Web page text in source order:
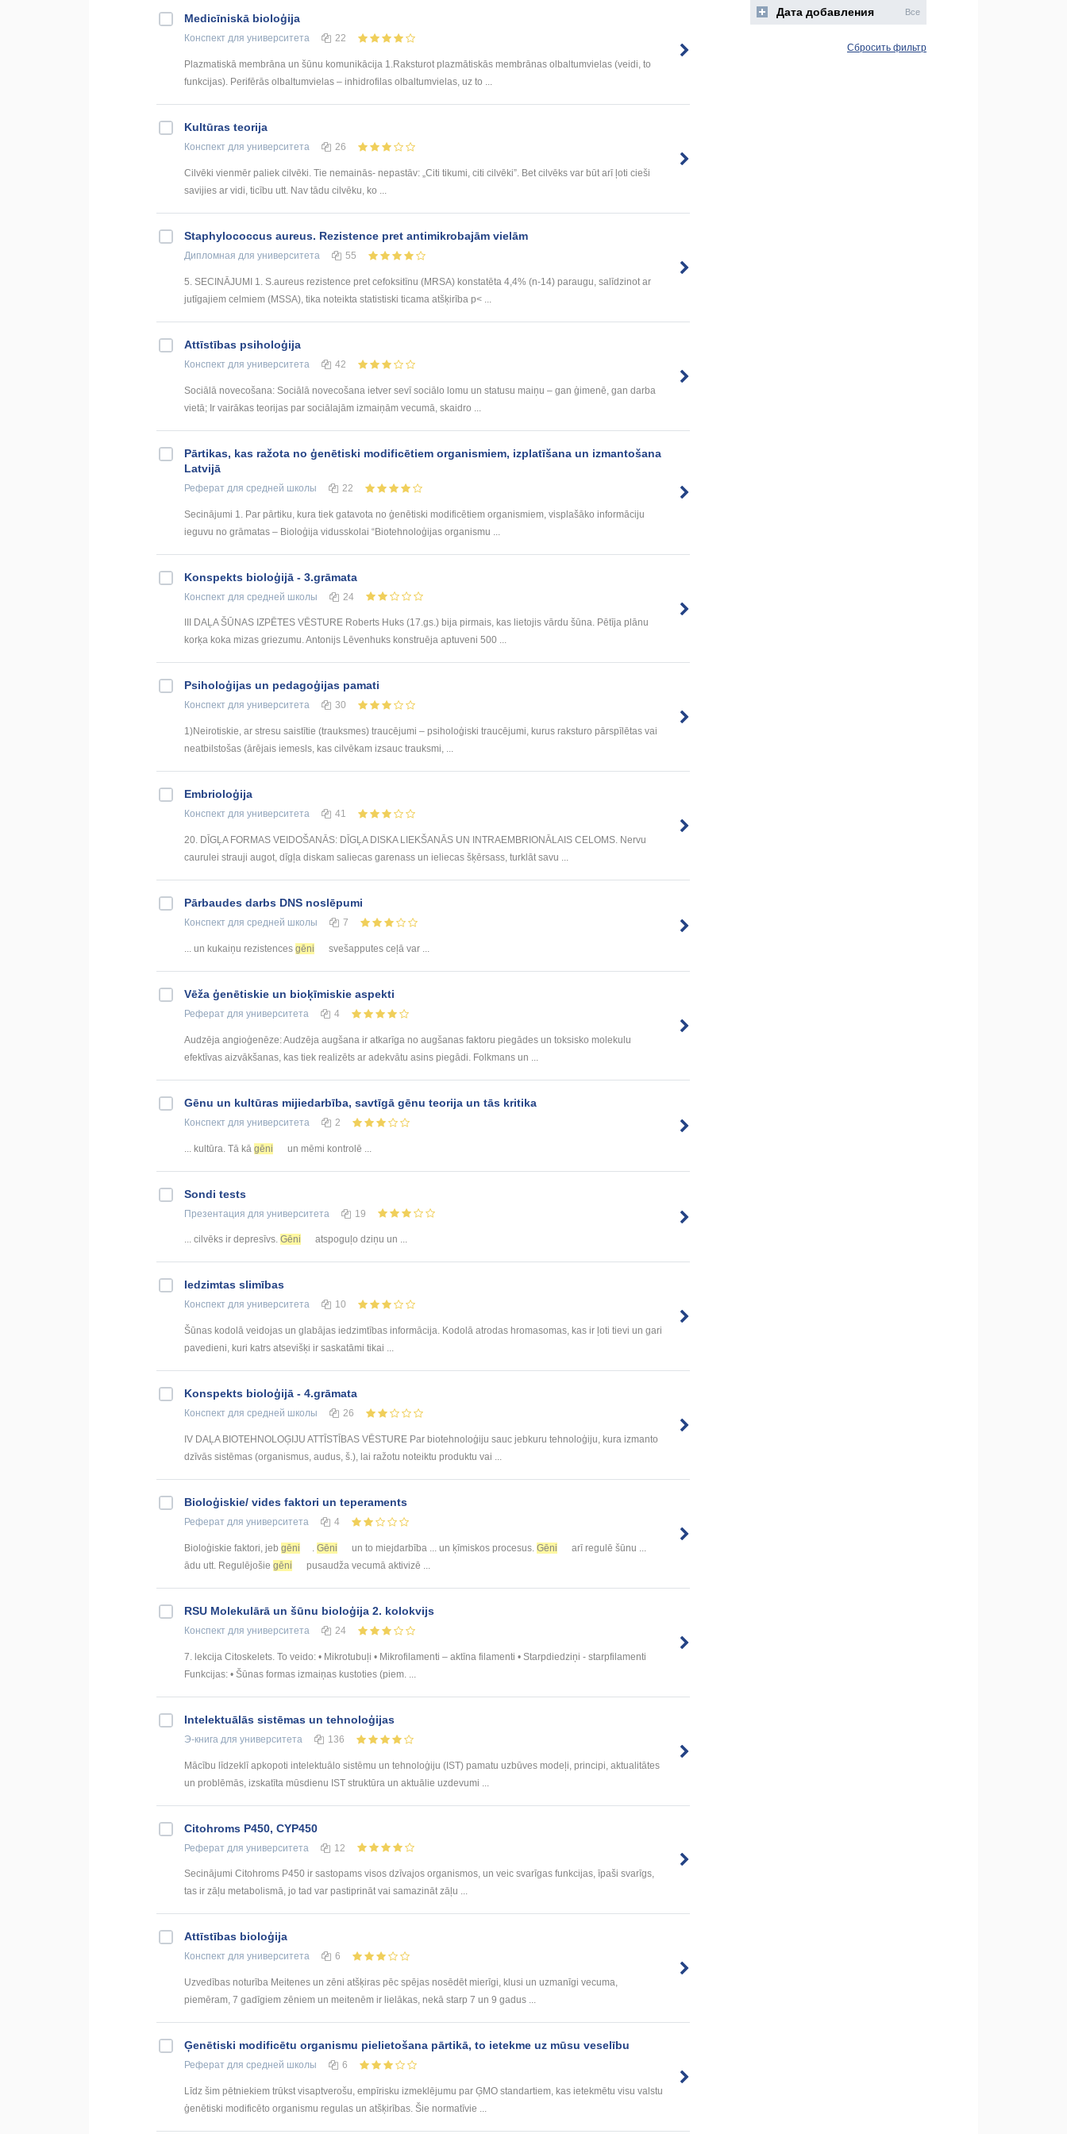
Medicīniskā bioloģija
Конспект для университета 22
Plazmatiskā membrāna un šūnu komunikācija 1.Raksturot plazmātiskās membrānas olbaltumvielas (veidi, to
funkcijas). Perifērās olbaltumvielas – inhidrofilas olbaltumvielas, uz to ...
Kultūras teorija
Конспект для университета 26
Cilvēki vienmēr paliek cilvēki. Tie nemainās- nepastāv: „Citi tikumi, citi cilvēki”. Bet cilvēks var būt arī ļoti cieši
savijies ar vidi, ticību utt. Nav tādu cilvēku, ko ...
Staphylococcus aureus. Rezistence pret antimikrobajām vielām
Дипломная для университета 55
5. SECINĀJUMI 1. S.aureus rezistence pret cefoksitīnu (MRSA) konstatēta 4,4% (n-14) paraugu, salīdzinot ar
jutīgajiem celmiem (MSSA), tika noteikta statistiski ticama atšķirība p< ...
Attīstības psiholoģija
Конспект для университета 42
Sociālā novecošana: Sociālā novecošana ietver sevī sociālo lomu un statusu maiņu – gan ģimenē, gan darba
vietā; Ir vairākas teorijas par sociālajām izmaiņām vecumā, skaidro ...
Pārtikas, kas ražota no ģenētiski modificētiem organismiem, izplatīšana un izmantošana
Latvijā
Реферат для средней школы 22
Secinājumi 1. Par pārtiku, kura tiek gatavota no ģenētiski modificētiem organismiem, visplašāko informāciju
ieguvu no grāmatas – Bioloģija vidusskolai “Biotehnoloģijas organismu ...
Konspekts bioloģijā - 3.grāmata
Конспект для средней школы 24
III DAĻA ŠŪNAS IZPĒTES VĒSTURE Roberts Huks (17.gs.) bija pirmais, kas lietojis vārdu šūna. Pētīja plānu
korķa koka mizas griezumu. Antonijs Lēvenhuks konstruēja aptuveni 500 ...
Psiholoģijas un pedagoģijas pamati
Конспект для университета 30
1)Neirotiskie, ar stresu saistītie (trauksmes) traucējumi – psiholoģiski traucējumi, kurus raksturo pārspīlētas vai
neatbilstošas (ārējais iemesls, kas cilvēkam izsauc trauksmi, ...
Embrioloģija
Конспект для университета 41
20. DĪGĻA FORMAS VEIDOŠANĀS: DĪGĻA DISKA LIEKŠANĀS UN INTRAEMBRIONĀLAIS CELOMS. Nervu
caurulei strauji augot, dīgļa diskam saliecas garenass un ieliecas šķērsass, turklāt savu ...
Pārbaudes darbs DNS noslēpumi
Конспект для средней школы 7
... un kukaiņu rezistences gēni svešapputes ceļā var ...
Vēža ģenētiskie un bioķīmiskie aspekti
Реферат для университета 4
Audzēja angioģenēze: Audzēja augšana ir atkarīga no augšanas faktoru piegādes un toksisko molekulu
efektīvas aizvākšanas, kas tiek realizēts ar adekvātu asins piegādi. Folkmans un ...
Gēnu un kultūras mijiedarbība, savtīgā gēnu teorija un tās kritika
Конспект для университета 2
... kultūra. Tā kā gēni un mēmi kontrolē ...
Sondi tests
Презентация для университета 19
... cilvēks ir depresīvs. Gēni atspoguļo dziņu un ...
Iedzimtas slimības
Конспект для университета 10
Šūnas kodolā veidojas un glabājas iedzimtības informācija. Kodolā atrodas hromasomas, kas ir ļoti tievi un gari
pavedieni, kuri katrs atsevišķi ir saskatāmi tikai ...
Konspekts bioloģijā - 4.grāmata
Конспект для средней школы 26
IV DAĻA BIOTEHNOLOĢIJU ATTĪSTĪBAS VĒSTURE Par biotehnoloģiju sauc jebkuru tehnoloģiju, kura izmanto
dzīvās sistēmas (organismus, audus, š.), lai ražotu noteiktu produktu vai ...
Bioloģiskie/ vides faktori un teperaments
Реферат для университета 4
Bioloģiskie faktori, jeb gēni . Gēni un to miejdarbība ... un ķīmiskos procesus. Gēni
arī regulē šūnu ...
ādu utt. Regulējošie gēni pusaudža vecumā aktivizē ...
RSU Molekulārā un šūnu bioloģija 2. kolokvijs
Конспект для университета 24
7. lekcija Citoskelets. To veido: • Mikrotubuļi • Mikrofilamenti – aktīna filamenti • Starpdiedziņi - starpfilamenti
Funkcijas: • Šūnas formas izmaiņas kustoties (piem. ...
Intelektuālās sistēmas un tehnoloģijas
Э-книга для университета 136
Mācību līdzeklī apkopoti intelektuālo sistēmu un tehnoloģiju (IST) pamatu uzbūves modeļi, principi, aktualitātes
un problēmās, izskatīta mūsdienu IST struktūra un aktuālie uzdevumi ...
Citohroms P450, CYP450
Реферат для университета 12
Secinājumi Citohroms P450 ir sastopams visos dzīvajos organismos, un veic svarīgas funkcijas, īpaši svarīgs,
tas ir zāļu metabolismā, jo tad var pastiprināt vai samazināt zāļu ...
Attīstības bioloģija
Конспект для университета 6
Uzvedības noturība Meitenes un zēni atšķiras pēc spējas nosēdēt mierīgi, klusi un uzmanīgi vecuma,
piemēram, 7 gadīgiem zēniem un meitenēm ir lielākas, nekā starp 7 un 9 gadus ...
Ģenētiski modificētu organismu pielietošana pārtikā, to ietekme uz mūsu veselību
Реферат для средней школы 6
Līdz šim pētniekiem trūkst visaptverošu, empīrisku izmeklējumu par ĢMO standartiem, kas ietekmētu visu valstu
ģenētiski modificēto organismu regulas un atšķirības. Šie normatīvie ...
Дата добавления Все
Сбросить фильтр